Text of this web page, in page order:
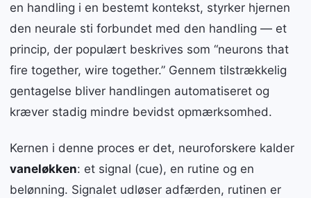
en handling i en bestemt kontekst, styrker hjernen
den neurale sti forbundet med den handling — et
princip, der populært beskrives som “neurons that
fire together, wire together.” Gennem tilstrækkelig
gentagelse bliver handlingen automatiseret og
kræver stadig mindre bevidst opmærksomhed.
Kernen i denne proces er det, neuroforskere kalder
vaneløkken: et signal (cue), en rutine og en
belønning. Signalet udløser adfærden, rutinen er